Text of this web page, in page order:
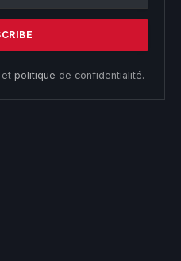
et politique de confidentialité.